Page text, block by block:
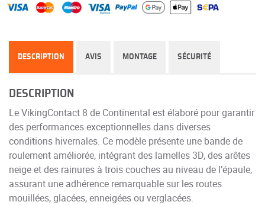
DESCRIPTION AVIS MONTAGE SÉCURITÉ
DESCRIPTION
Le VikingContact 8 de Continental est élaboré pour garantir
des performances exceptionnelles dans diverses
conditions hivernales. Ce modèle présente une bande de
roulement améliorée, intégrant des lamelles 3D, des arêtes
neige et des rainures à trois couches au niveau de l’épaule,
assurant une adhérence remarquable sur les routes
mouillées, glacées, enneigées ou verglacées.